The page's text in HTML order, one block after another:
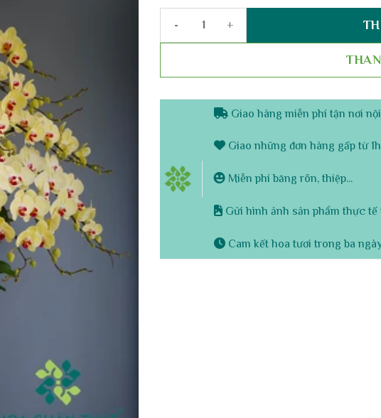
Chậu lan hồ điệp vàng 30 cành - Khai Trương
Giao hàng miễn phí tận nơi
Giao những đơn hàng gấp từ
Miễn phí băng rôn, thiệp...
Gửi hình ảnh sản phẩm thực
Cam kết hoa tươi trong ba